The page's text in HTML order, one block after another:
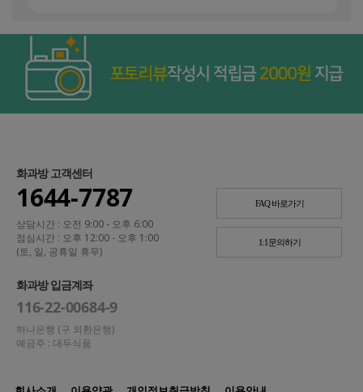
화과방 고객센터
1644-7787
상담시간 : 오전 9:00 - 오후 6:00
점심시간 : 오후 12:00 - 오후 1:00
(토, 일, 공휴일 휴무)
FAQ 바로가기
1:1문의하기
화과방 입금계좌
116-22-00684-9
하나은행 (구 외환은행)
예금주 : 대두식품